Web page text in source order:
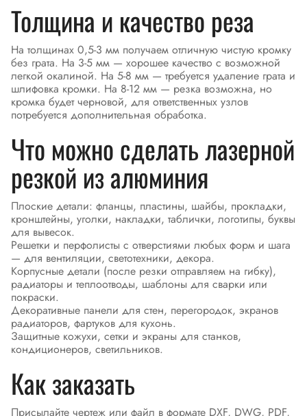
Толщина и качество реза
На толщинах 0,5-3 мм получаем отличную чистую кромку
без грата. На 3-5 мм — хорошее качество с возможной
легкой окалиной. На 5-8 мм — требуется удаление грата и
шлифовка кромки. На 8-12 мм — резка возможна, но
кромка будет черновой, для ответственных узлов
потребуется дополнительная обработка.
Что можно сделать лазерной
резкой из алюминия
Плоские детали: фланцы, пластины, шайбы, прокладки,
кронштейны, уголки, накладки, таблички, логотипы, буквы
для вывесок.
Решетки и перфолисты с отверстиями любых форм и шага
— для вентиляции, светотехники, декора.
Корпусные детали (после резки отправляем на гибку),
радиаторы и теплоотводы, шаблоны для сварки или
покраски.
Декоративные панели для стен, перегородок, экранов
радиаторов, фартуков для кухонь.
Защитные кожухи, сетки и экраны для станков,
кондиционеров, светильников.
Как заказать
Присылайте чертеж или файл в формате DXF, DWG, PDF,